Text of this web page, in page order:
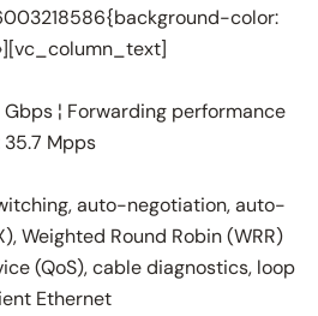
color:
¦ Forwarding performance
Mpps
auto-negotiation, auto-
Weighted Round Robin (WRR)
(QoS), cable diagnostics, loop
Ethernet